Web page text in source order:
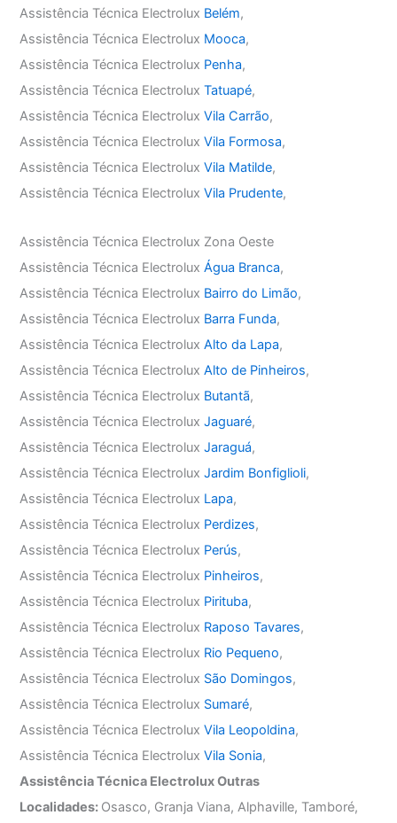
Assistência Técnica Electrolux Belém,
Assistência Técnica Electrolux Mooca,
Assistência Técnica Electrolux Penha,
Assistência Técnica ElectroluxTatuapé,
Assistência Técnica ElectroluxVila Carrão,
Assistência Técnica ElectroluxVila Formosa,
Assistência Técnica ElectroluxVila Matilde,
Assistência Técnica ElectroluxVila Prudente,
Assistência Técnica Electrolux Zona Oeste
Assistência Técnica ElectroluxÁgua Branca,
Assistência Técnica Electrolux Bairro do Limão,
Assistência Técnica Electrolux Barra Funda,
Assistência Técnica ElectroluxAlto da Lapa,
Assistência Técnica ElectroluxAlto de Pinheiros,
Assistência Técnica Electrolux Butantã,
Assistência Técnica ElectroluxJaguaré,
Assistência Técnica ElectroluxJaraguá,
Assistência Técnica ElectroluxJardim Bonfiglioli,
Assistência Técnica Electrolux Lapa,
Assistência Técnica Electrolux Perdizes,
Assistência Técnica Electrolux Perús,
Assistência Técnica Electrolux Pinheiros,
Assistência Técnica Electrolux Pirituba,
Assistência Técnica Electrolux Raposo Tavares,
Assistência Técnica Electrolux Rio Pequeno,
Assistência Técnica Electrolux São Domingos,
Assistência Técnica Electrolux Sumaré,
Assistência Técnica ElectroluxVila Leopoldina,
Assistência Técnica ElectroluxVila Sonia,
Assistência Técnica Electrolux Outras
Localidades: Osasco, Granja Viana, Alphaville, Tamboré,